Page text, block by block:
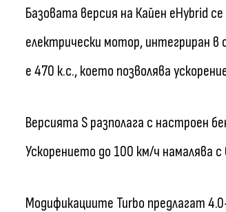
Базовата версия на Кайен eHybrid
електрически мотор, интегриран
е 470 к.с., което позволява
Версията S разполага с настроен
Ускорението до 100 км/ч намалява с
Модификациите Turbo предлагат